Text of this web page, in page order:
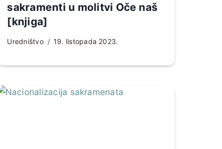
sakramenti u molitvi Oče naš
[knjiga]
Uredništvo 19. listopada 2023.